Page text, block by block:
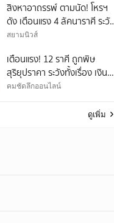
สิงหาอาถรรพ์ ตามนัด! โหรฯ
ดัง เตือนแรง 4 ลัคนาราศี ระวัง
เอาไว้ให้ดี
สยามนิวส์
เตือนแรง! 12 ราศี ถูกพิษ
สุริยุปราคา ระวังทั้งเรื่อง เงิน
งาน รัก สุขภาพ
คมชัดลึกออนไลน์
ดูเพิ่ม